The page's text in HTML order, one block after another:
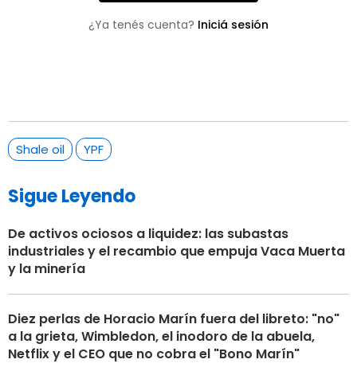
¿Ya tenés cuenta? Iniciá sesión
Shale oil YPF
Sigue Leyendo
De activos ociosos a liquidez: las subastas
industriales y el recambio que empuja Vaca Muerta
y la minería
Diez perlas de Horacio Marín fuera del libreto: "no"
a la grieta, Wimbledon, el inodoro de la abuela,
Netflix y el CEO que no cobra el "Bono Marín"